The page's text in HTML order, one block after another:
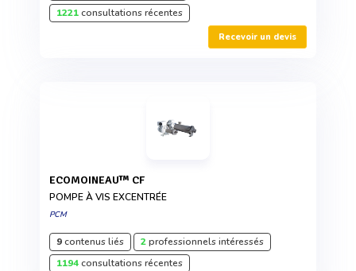
1221consultations récentes
Recevoir un devis
ECOMOINEAU™ CF
POMPE À VIS EXCENTRÉE
PCM
9contenus liés 2professionnels intéressés
1194consultations récentes